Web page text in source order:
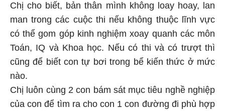
Chị cho biết, bản thân mình không loay hoay, lan
man trong các cuộc thi nếu không thuộc lĩnh vực
có thể gom góp kinh nghiệm xoay quanh các môn
Toán, IQ và Khoa học. Nếu có thi và có trượt thì
cũng để biết con tự bơi trong bể kiến thức ở mức
nào.
Chị luôn cùng 2 con bám sát mục tiêu nghề nghiệp
của con để tìm ra cho con 1 con đường đi phù hợp